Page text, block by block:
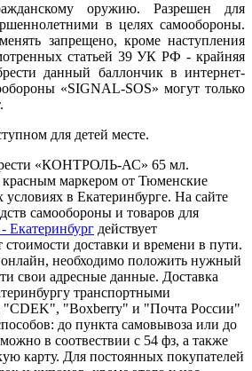
оружию. Разрешен для
в целях самообороны.
запрещено, кроме наступления
статьей 39 УК РФ - крайняя
данный баллончик в интернет-
«SIGNAL-SOS» могут только
для детей месте.
«КОНТРОЛЬ-АС» 65 мл.
маркером от Тюменские
в Екатеринбурге. На сайте
самообороны и товаров для
Екатеринбург действует
стоимости доставки и времени в пути.
необходимо положить нужный
свои адресные данные. Доставка
транспортными
"CDEK", "Boxberry" и "Почта России"
до пункта самовывоза или до
в соотвествии с 54 фз, а также
карту. Для постоянных покупателей